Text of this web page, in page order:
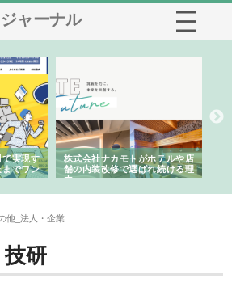
ャーナル
で実現す
までワン
株式会社ナカモトがホテルや店
舗の内装改修で選ばれ続ける理
由
他_法人・企業
研